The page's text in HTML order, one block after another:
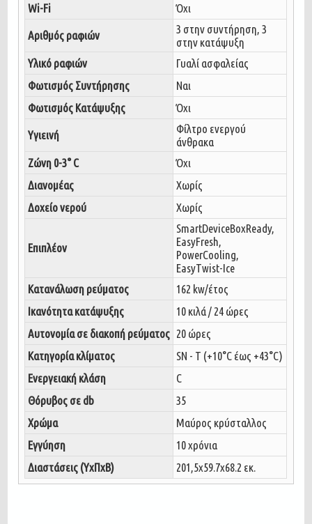
Wi-Fi
Όχι
Αριθμός ραφιών
3 στην συντήρηση, 3
στην κατάψυξη
Υλικό ραφιών
Γυαλί ασφαλείας
Φωτισμός Συντήρησης
Ναι
Φωτισμός Κατάψυξης
Όχι
Υγιεινή
Φίλτρο ενεργού
άνθρακα
Ζώνη 0-3° C
Όχι
Διανομέας
Χωρίς
Δοχείο νερού
Χωρίς
Επιπλέον
SmartDeviceBoxReady,
EasyFresh,
PowerCooling,
EasyTwist-Ice
Κατανάλωση ρεύματος
162 kw/έτος
Ικανότητα κατάψυξης
10 κιλά / 24 ώρες
Αυτονομία σε διακοπή ρεύματος 20 ώρες
Κατηγορία κλίματος
SN - T (+10°C έως +43°C)
Ενεργειακή κλάση
C
Θόρυβος σε db
35
Χρώμα
Μαύρος κρύσταλλος
Εγγύηση
10 χρόνια
Διαστάσεις (ΥxΠxΒ)
201,5x59.7x68.2 εκ.